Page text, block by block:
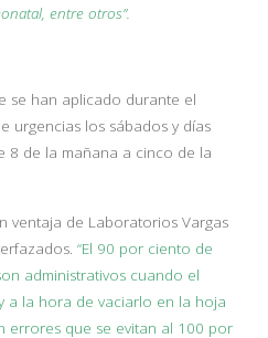
entre otros”.
se han aplicado durante el
urgencias los sábados y días
8 de la mañana a cinco de la
ventaja de Laboratorios Vargas
“El 90 por ciento de
administrativos cuando el
a la hora de vaciarlo en la hoja
errores que se evitan al 100 por